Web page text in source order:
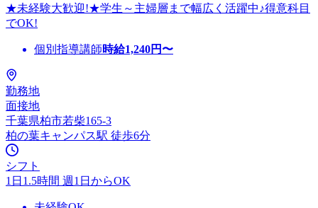
★未経験大歓迎!★学生～主婦層まで幅広く活躍中♪得意科目
でOK!
個別指導講師時給1,240円〜
勤務地
面接地
千葉県柏市若柴165-3
柏の葉キャンパス駅 徒歩6分
シフト
1日1.5時間 週1日からOK